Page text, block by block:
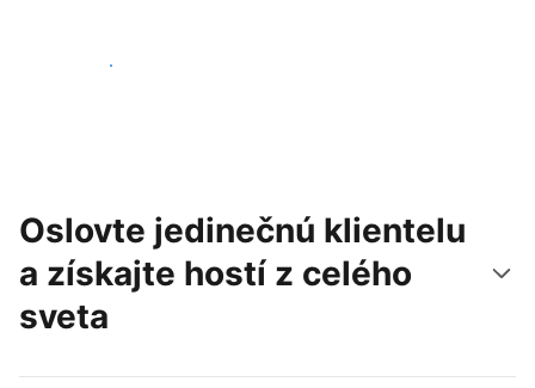
Začať ešte dnes
Oslovte jedinečnú klientelu
a získajte hostí z celého
sveta